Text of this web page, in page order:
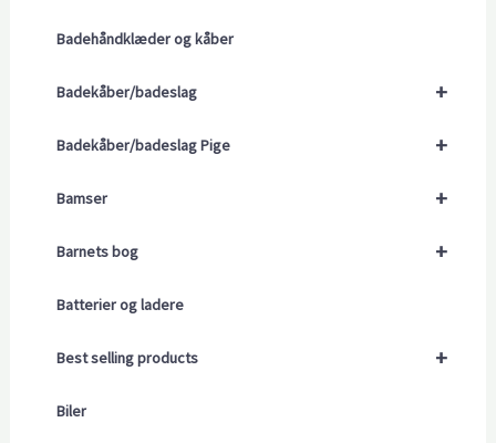
Badehåndklæder og kåber
+
Badekåber/badeslag
+
Badekåber/badeslag Pige
+
Bamser
+
Barnets bog
Batterier og ladere
+
Best selling products
Biler